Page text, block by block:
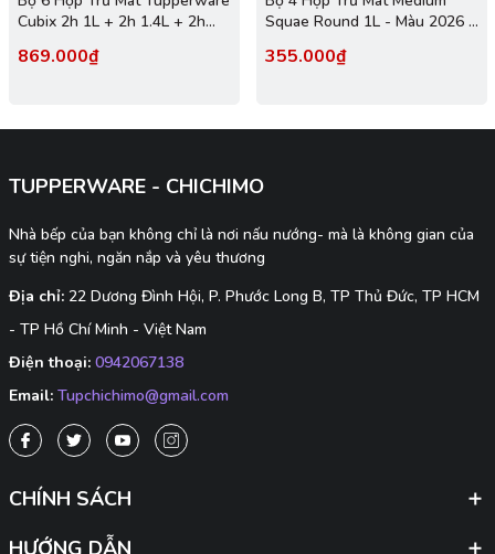
Cubix 2h 1L + 2h 1.4L + 2h
869.000₫
Squae Round 1L - Màu 2026 -
Hãng
355.000₫
TUPPERWARE - CHICHIMO
Nhà bếp của bạn không chỉ là nơi nấu nướng- mà là không gian của
sự tiện nghi, ngăn nắp và yêu thương
Địa chỉ: 22 Dương Đình Hội, P. Phước Long B, TP Thủ Đức, TP HCM
- TP Hồ Chí Minh - Việt Nam
Điện thoại: 0942067138
Email: Tupchichimo@gmail.com
CHÍNH SÁCH
HƯỚNG DẪN